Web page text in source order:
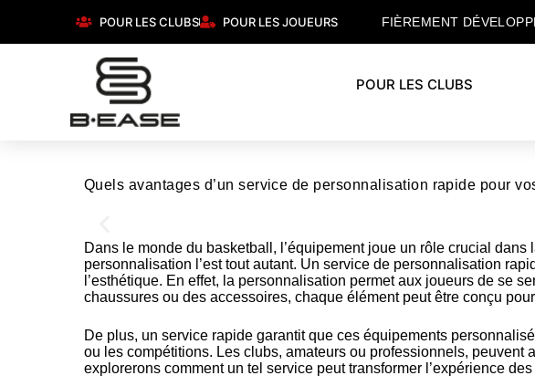
POUR LES CLUBS POUR LES JOUEURS FIÈREMENT
POUR LES CLUBS
Quels avantages d’un service de personnalisation rapide pour
Nos chaussures
Confort et performance à prix accessible.
Dans le monde du basketball, l’équipement joue un rôle crucial
personnalisation l’est tout autant. Un service de personnalisation
l’esthétique. En effet, la personnalisation permet aux joueurs de se
chaussures ou des accessoires, chaque élément peut être conçu
De plus, un service rapide garantit que ces équipements
ou les compétitions. Les clubs, amateurs ou professionnels,
explorerons comment un tel service peut transformer l’expérience